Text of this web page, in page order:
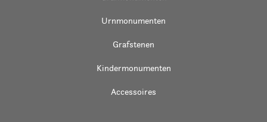
Urnmonumenten
Grafstenen
Kindermonumenten
Accessoires